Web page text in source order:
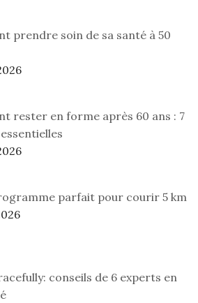
prendre soin de sa santé à 50
rester en forme après 60 ans : 7
parfait pour courir 5 km
conseils de 6 experts en